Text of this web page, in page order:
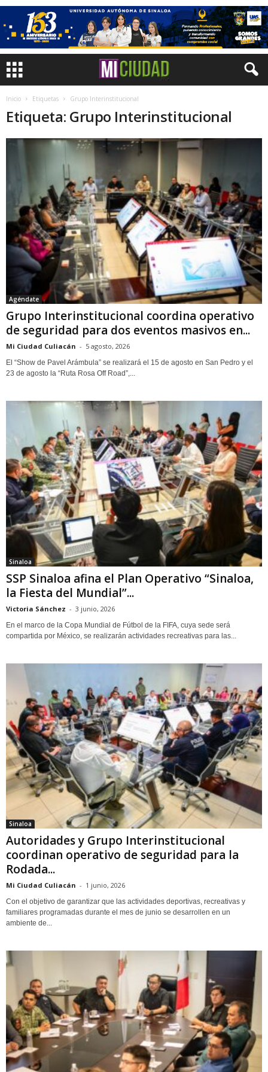
Inicio Etiquetas Grupo Interinstitucional
Etiqueta: Grupo Interinstitucional
Agéndate
Grupo Interinstitucional coordina operativo
de seguridad para dos eventos masivos en...
Mi Ciudad Culiacán - 5 agosto, 2026
El “Show de Pavel Arámbula” se realizará el 15 de agosto en San Pedro y el
23 de agosto la “Ruta Rosa Off Road”,...
Sinaloa
SSP Sinaloa afina el Plan Operativo “Sinaloa,
la Fiesta del Mundial”...
Victoria Sánchez - 3 junio, 2026
En el marco de la Copa Mundial de Fútbol de la FIFA, cuya sede será
compartida por México, se realizarán actividades recreativas para las...
Sinaloa
Autoridades y Grupo Interinstitucional
coordinan operativo de seguridad para la
Rodada...
Mi Ciudad Culiacán - 1 junio, 2026
Con el objetivo de garantizar que las actividades deportivas, recreativas y
familiares programadas durante el mes de junio se desarrollen en un
ambiente de...